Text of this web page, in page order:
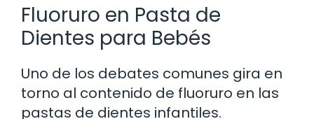
Fluoruro en Pasta de
Dientes para Bebés
Uno de los debates comunes gira en
torno al contenido de fluoruro en las
pastas de dientes infantiles.